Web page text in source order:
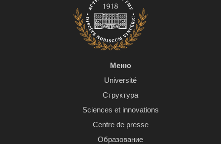
Меню
Université
Структура
Sciences et innovations
Centre de presse
Образование